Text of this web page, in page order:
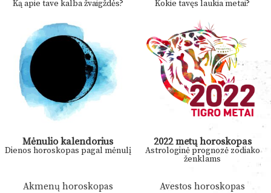
Ką apie tave kalba žvaigždės? Kokie tavęs laukia metai?
Mėnulio kalendorius
Dienos horoskopas pagal mėnulį
2022 metų horoskopas
Astrologinė prognozė zodiako
ženklams
Akmenų horoskopas
Avestos horoskopas